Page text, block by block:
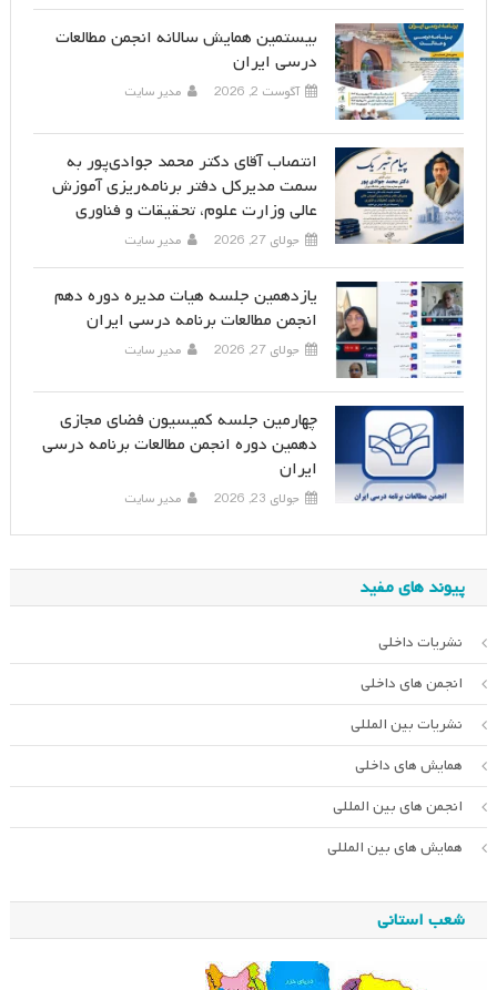
بیستمین همایش سالانه انجمن مطالعات
درسی ایران
آگوست 2, 2026 مدیر سایت
انتصاب آقای دکتر محمد جوادی‌پور به
سمت مدیرکل دفتر برنامه‌ریزی آموزش
عالی وزارت علوم، تحقیقات و فناوری
جولای 27, 2026 مدیر سایت
یازدهمین جلسه هیات مدیره دوره دهم
انجمن مطالعات برنامه درسی ایران
جولای 27, 2026 مدیر سایت
چهارمین جلسه کمیسیون فضای مجازی
دهمین دوره انجمن مطالعات برنامه درسی
ایران
جولای 23, 2026 مدیر سایت
پیوند های مفید
نشریات داخلی
انجمن های داخلی
نشریات بین المللی
همایش های داخلی
انجمن های بین المللی
همایش های بین المللی
شعب استانی